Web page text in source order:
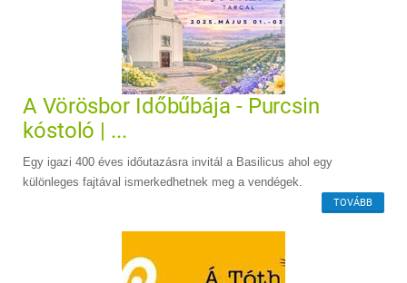
A Vörösbor Időbűbája - Purcsin
kóstoló | ...
Egy igazi 400 éves időutazásra invitál a Basilicus ahol egy
különleges fajtával ismerkedhetnek meg a vendégek.
TOVÁBB